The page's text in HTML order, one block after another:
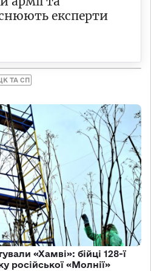
експерти
ТА СП
«Хамві»: бійці 128-ї
російської «Молнії»